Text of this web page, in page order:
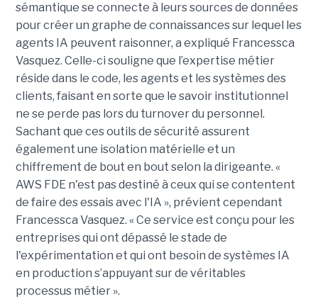
sémantique se connecte à leurs sources de données
pour créer un graphe de connaissances sur lequel les
agents IA peuvent raisonner, a expliqué Francessca
Vasquez. Celle-ci souligne que l’expertise métier
réside dans le code, les agents et les systèmes des
clients, faisant en sorte que le savoir institutionnel
ne se perde pas lors du turnover du personnel.
Sachant que ces outils de sécurité assurent
également une isolation matérielle et un
chiffrement de bout en bout selon la dirigeante. «
AWS FDE n'est pas destiné à ceux qui se contentent
de faire des essais avec l'IA », prévient cependant
Francessca Vasquez. « Ce service est conçu pour les
entreprises qui ont dépassé le stade de
l'expérimentation et qui ont besoin de systèmes IA
en production s’appuyant sur de véritables
processus métier ».